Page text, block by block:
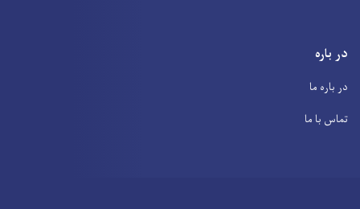
در باره
در باره ما
تماس با ما